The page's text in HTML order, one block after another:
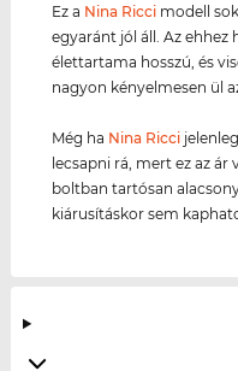
Ez a Nina Ricci modell
egyaránt jól áll. Az ehhez
élettartama hosszú, és
nagyon kényelmesen ül
Még ha Nina Ricci
lecsapni rá, mert ez az
boltban tartósan
kiárusításkor sem